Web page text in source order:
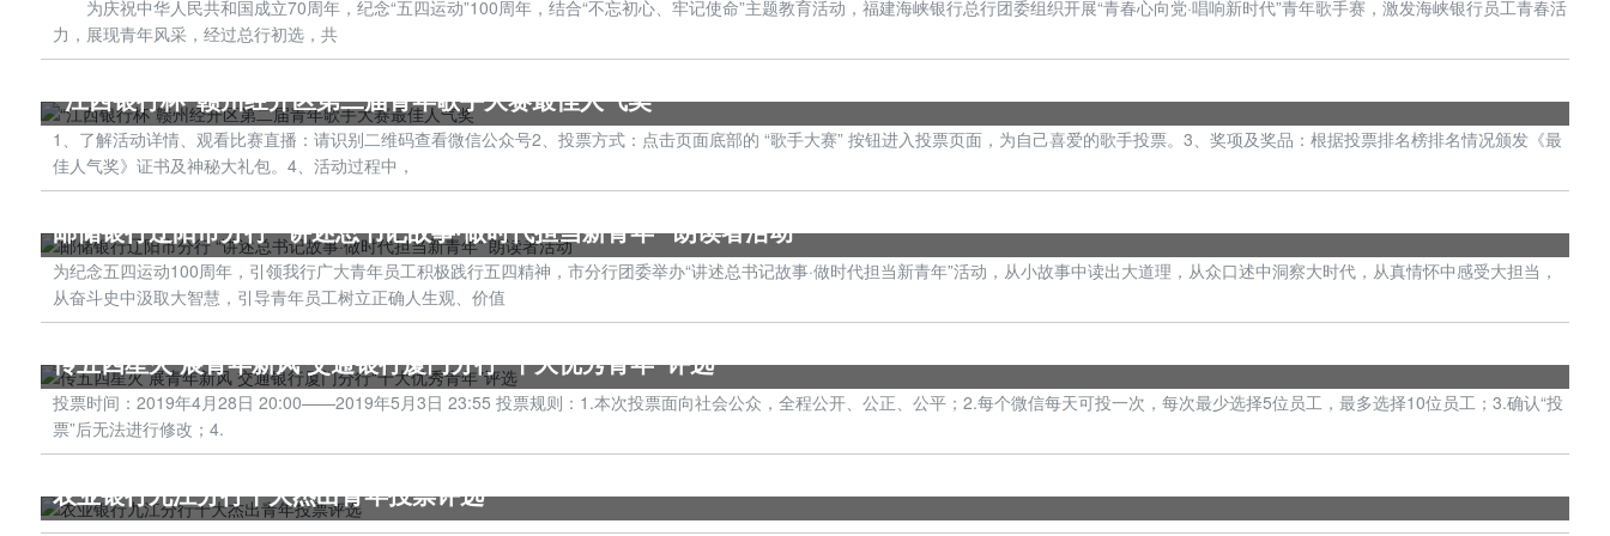
为庆祝中华人民共和国成立70周年，纪念“五四运动”100周年，结合“不忘初心、牢记使命”主题教育活动，福建海峡银行总行团委组织开展“青春心向党·唱响新时代”青年歌手赛，激发海峡银行员工青春活
力，展现青年风采，经过总行初选，共
“江西银行杯”赣州经开区第二届青年歌手大赛最佳人气奖
‍‍‍‍1、了解活动详情、观看比赛直播：请识别二维码查看微信公众号2、投票方式：点击页面底部的 “歌手大赛” 按钮进入投票页面，为自己喜爱的歌手投票。3、奖项及奖品：根据投票排名榜排名情况颁发《最
佳人气奖》证书及神秘大礼包。4、活动过程中，
邮储银行辽阳市分行 “讲述总书记故事·做时代担当新青年” 朗读者活动
为纪念五四运动100周年，引领我行广大青年员工积极践行五四精神，市分行团委举办“讲述总书记故事·做时代担当新青年”活动，从小故事中读出大道理，从众口述中洞察大时代，从真情怀中感受大担当，
从奋斗史中汲取大智慧，引导青年员工树立正确人生观、价值
传五四星火 展青年新风 交通银行厦门分行“十大优秀青年”评选
投票时间：2019年4月28日 20:00——2019年5月3日 23:55 投票规则：1.本次投票面向社会公众，全程公开、公正、公平；2.每个微信每天可投一次，每次最少选择5位员工，最多选择10位员工；3.确认“投
票”后无法进行修改；4.
农业银行九江分行十大杰出青年投票评选